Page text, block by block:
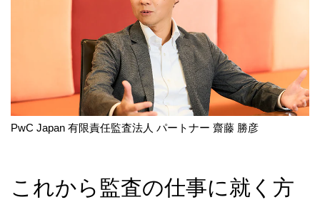
PwC Japan 有限責任監査法人 パートナー 齋藤 勝彦
これから監査の仕事に就く方